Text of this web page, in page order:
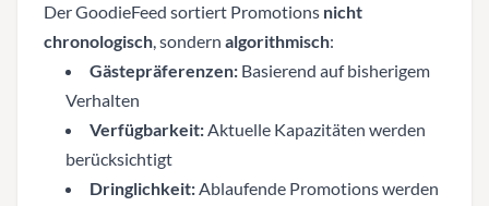
Der GoodieFeed sortiert Promotions nicht
chronologisch, sondern algorithmisch:
Gästepräferenzen: Basierend auf bisherigem
Verhalten
Verfügbarkeit:Aktuelle Kapazitäten werden
berücksichtigt
Dringlichkeit:Ablaufende Promotions werden